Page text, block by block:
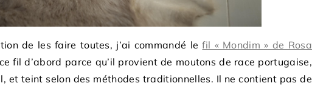
de les faire toutes, j’ai commandé lefil « Mondim » de Rosa
ce fil d’abord parce qu’il provient de moutons de race portugaise,
et teint selon des méthodes traditionnelles. Il ne contient pas de